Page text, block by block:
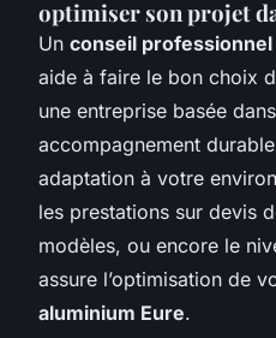
optimiser son projet
Un conseil
aide à faire le bon choix
une entreprise basée
accompagnement
adaptation à votre
les prestations sur devis
modèles, ou encore le
assure l’optimisation de
aluminium Eure.